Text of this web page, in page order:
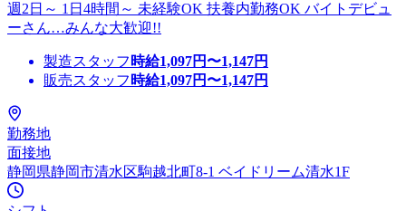
週2日～ 1日4時間～ 未経験OK 扶養内勤務OK バイトデビュ
ーさん…みんな大歓迎!!
製造スタッフ 時給1,097円〜1,147円
販売スタッフ 時給1,097円〜1,147円
勤務地
面接地
静岡県静岡市清水区駒越北町8-1 ベイドリーム清水1F